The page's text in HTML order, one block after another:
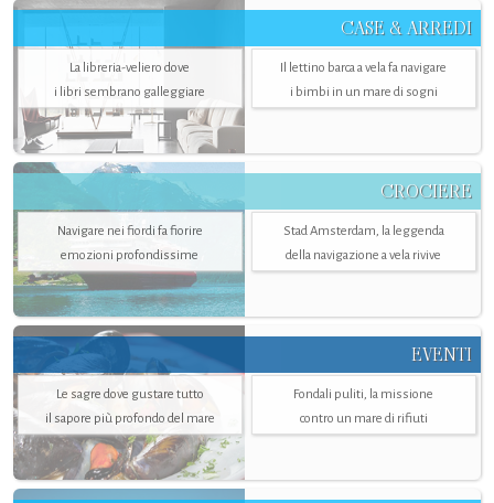
CASE & ARREDI
La libreria-veliero dove
i libri sembrano galleggiare
Il lettino barca a vela fa navigare
i bimbi in un mare di sogni
CROCIERE
Navigare nei fiordi fa fiorire
emozioni profondissime
Stad Amsterdam, la leggenda
della navigazione a vela rivive
EVENTI
Le sagre dove gustare tutto
il sapore più profondo del mare
Fondali puliti, la missione
contro un mare di rifiuti